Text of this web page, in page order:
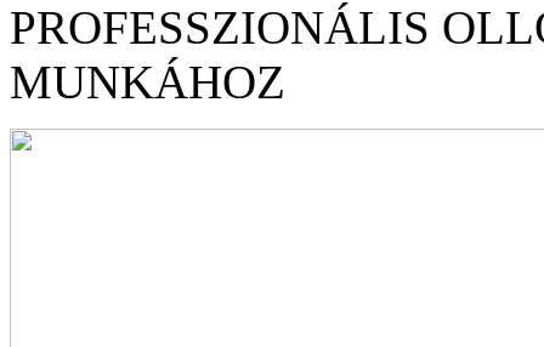
PROFESSZIONÁLIS
MUNKÁHOZ